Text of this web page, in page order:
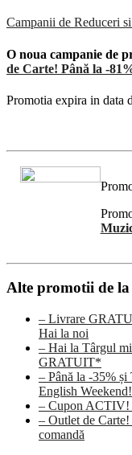
Campanii de Reduceri
O noua campanie de
de Carte! Până la -
Promotia expira in data
Alte promotii de
– Livrare
Hai la noi
– Hai la Târgul
GRATUIT*
– Până la -35%
English Weekend!
– Cupon ACTIV!
– Outlet de
comandă